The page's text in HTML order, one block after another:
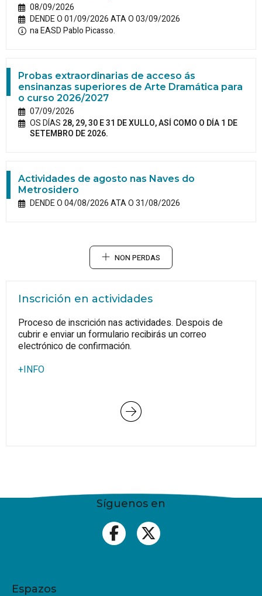
08/09/2026
DENDE O 01/09/2026 ATA O 03/09/2026
na EASD Pablo Picasso.
Probas extraordinarias de acceso ás
ensinanzas superiores de Arte Dramática para
o curso 2026/2027
07/09/2026
OS DÍAS 28, 29, 30 E 31 DE XULLO, ASÍ COMO O DÍA 1 DE
SETEMBRO DE 2026.
Actividades de agosto nas Naves do
Metrosidero
DENDE O 04/08/2026 ATA O 31/08/2026
NON PERDAS
Inscrición en actividades
Proceso de inscrición nas actividades. Despois de
cubrir e enviar un formulario recibirás un correo
electrónico de confirmación.
+INFO
Síguenos en
Espazos